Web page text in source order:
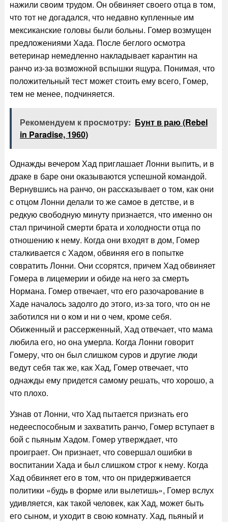
нажили своим трудом. Он обвиняет своего отца в том,
что тот не догадался, что недавно купленные им
мексиканские головы были больны. Гомер возмущен
предложениями Хада. После беглого осмотра
ветеринар немедленно накладывает карантин на
ранчо из-за возможной вспышки ящура. Понимая, что
положительный тест может стоить ему всего, Гомер,
тем не менее, подчиняется.
Рекомендуем к просмотру: Бунт в раю (Rebel
in Paradise, 1960)
Однажды вечером Хад приглашает Лонни выпить, и в
драке в баре они оказываются успешной командой.
Вернувшись на ранчо, он рассказывает о том, как они
с отцом Лонни делали то же самое в детстве, и в
редкую свободную минуту признается, что именно он
стал причиной смерти брата и холодности отца по
отношению к нему. Когда они входят в дом, Гомер
сталкивается с Хадом, обвиняя его в попытке
совратить Лонни. Они ссорятся, причем Хад обвиняет
Гомера в лицемерии и обиде на него за смерть
Нормана. Гомер отвечает, что его разочарование в
Хаде началось задолго до этого, из-за того, что он не
заботился ни о ком и ни о чем, кроме себя.
Обиженный и рассерженный, Хад отвечает, что мама
любила его, но она умерла. Когда Лонни говорит
Гомеру, что он был слишком суров и другие люди
ведут себя так же, как Хад, Гомер отвечает, что
однажды ему придется самому решать, что хорошо, а
что плохо.
Узнав от Лонни, что Хад пытается признать его
недееспособным и захватить ранчо, Гомер вступает в
бой с пьяным Хадом. Гомер утверждает, что
проиграет. Он признает, что совершал ошибки в
воспитании Хада и был слишком строг к нему. Когда
Хад обвиняет его в том, что он придерживается
политики «будь в форме или вылетишь», Гомер вслух
удивляется, как такой человек, как Хад, может быть
его сыном, и уходит в свою комнату. Хад, пьяный и